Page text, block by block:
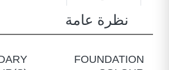
نظرة عامة
FOUNDATION